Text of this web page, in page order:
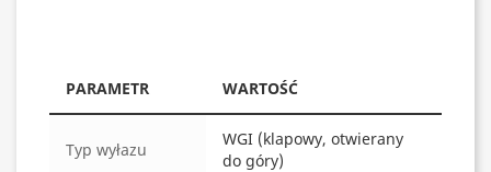
PARAMETR WARTOŚĆ
Typ wyłazu
WGI (klapowy, otwierany
do góry)